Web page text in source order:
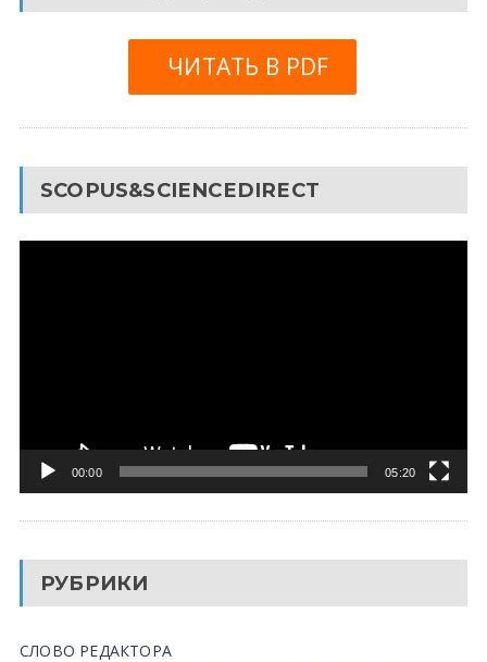
ЧИТАТЬ В PDF
SCOPUS&SCIENCEDIRECT
00:00 05:20
РУБРИКИ
СЛОВО РЕДАКТОРА